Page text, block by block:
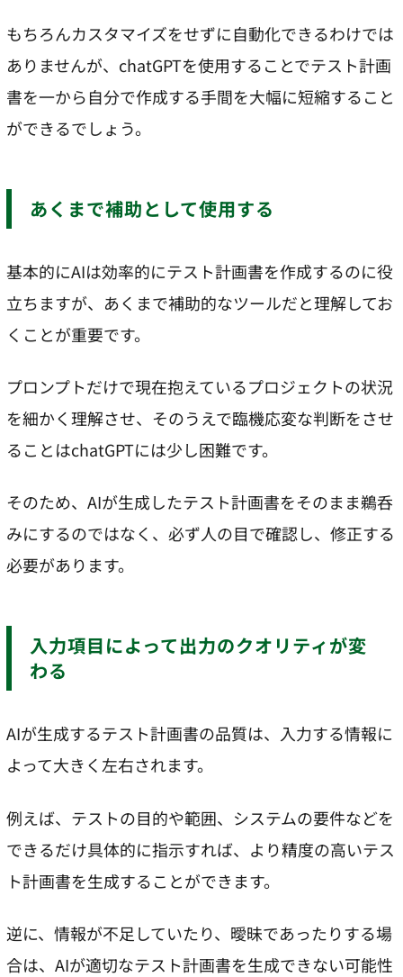
もちろんカスタマイズをせずに自動化できるわけでは
ありませんが、chatGPTを使用することでテスト計画
書を一から自分で作成する手間を大幅に短縮すること
ができるでしょう。
あくまで補助として使用する
基本的にAIは効率的にテスト計画書を作成するのに役
立ちますが、あくまで補助的なツールだと理解してお
くことが重要です。
プロンプトだけで現在抱えているプロジェクトの状況
を細かく理解させ、そのうえで臨機応変な判断をさせ
ることはchatGPTには少し困難です。
そのため、AIが生成したテスト計画書をそのまま鵜呑
みにするのではなく、必ず人の目で確認し、修正する
必要があります。
入力項目によって出力のクオリティが変
わる
AIが生成するテスト計画書の品質は、入力する情報に
よって大きく左右されます。
例えば、テストの目的や範囲、システムの要件などを
できるだけ具体的に指示すれば、より精度の高いテス
ト計画書を生成することができます。
逆に、情報が不足していたり、曖昧であったりする場
合は、AIが適切なテスト計画書を生成できない可能性